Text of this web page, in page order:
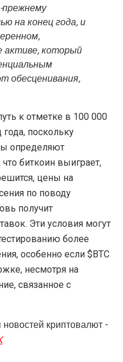
прежнему
на конец года, и
активе, который
обесценивания,
к отметке в 100 000
поскольку
определяют
биткоин выиграет,
цены на
по поводу
получит
Эти условия могут
более
особенно если $BTC
несмотря на
связанное с
криптовалют -